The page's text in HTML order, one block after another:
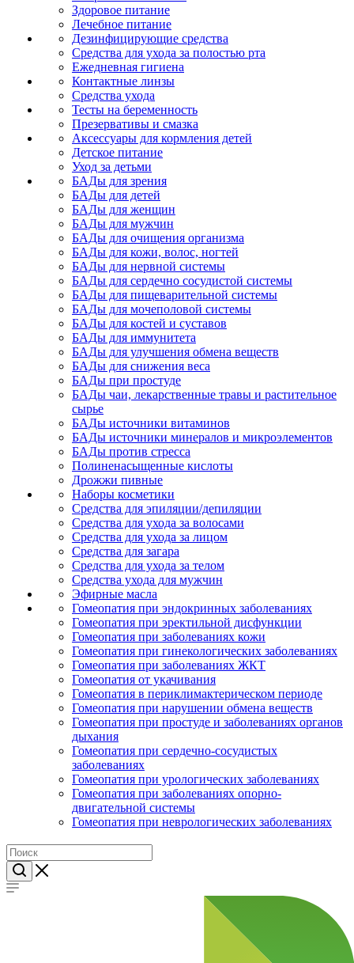
Здоровое питание
Лечебное питание
Дезинфицирующие средства
Средства для ухода за полостью рта
Ежедневная гигиена
Контактные линзы
Средства ухода
Тесты на беременность
Презервативы и смазка
Аксессуары для кормления детей
Детское питание
Уход за детьми
БАДы для зрения
БАДы для детей
БАДы для женщин
БАДы для мужчин
БАДы для очищения организма
БАДы для кожи, волос, ногтей
БАДы для нервной системы
БАДы для сердечно сосудистой системы
БАДы для пищеварительной системы
БАДы для мочеполовой системы
БАДы для костей и суставов
БАДы для иммунитета
БАДы для улучшения обмена веществ
БАДы для снижения веса
БАДы при простуде
БАДы чаи, лекарственные травы и растительное
сырье
БАДы источники витаминов
БАДы источники минералов и микроэлементов
БАДы против стресса
Полиненасыщенные кислоты
Дрожжи пивные
Наборы косметики
Средства для эпиляции/депиляции
Средства для ухода за волосами
Средства для ухода за лицом
Средства для загара
Средства для ухода за телом
Средства ухода для мужчин
Эфирные масла
Гомеопатия при эндокринных заболеваниях
Гомеопатия при эректильной дисфункции
Гомеопатия при заболеваниях кожи
Гомеопатия при гинекологических заболеваниях
Гомеопатия при заболеваниях ЖКТ
Гомеопатия от укачивания
Гомеопатия в периклимактерическом периоде
Гомеопатия при нарушении обмена веществ
Гомеопатия при простуде и заболеваниях органов
дыхания
Гомеопатия при сердечно-сосудистых
заболеваниях
Гомеопатия при урологических заболеваниях
Гомеопатия при заболеваниях опорно-
двигательной системы
Гомеопатия при неврологических заболеваниях